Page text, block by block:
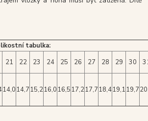
tabulka:
21 22 23 24 25 26 27 28 29 30
14,014,715,216,016,517,217,718,419,119,7